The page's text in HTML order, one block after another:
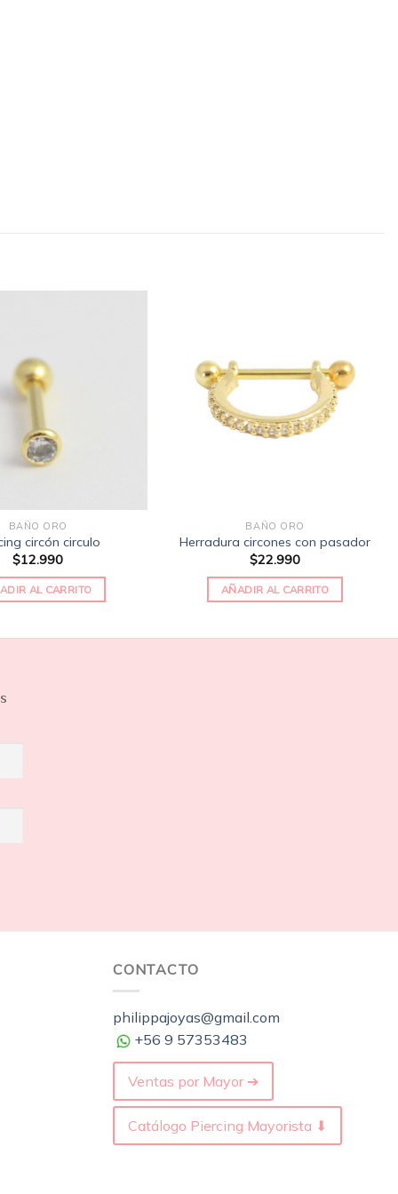
BAÑO ORO
circón circulo
$12.990
AL CARRITO
lista
de
deseos
BAÑO ORO
Herradura circones con pasador
$22.990
AÑADIR AL CARRITO
CONTACTO
philippajoyas@gmail.com
+56 9 57353483
Ventas por Mayor ➔
Catálogo Piercing Mayorista ⬇